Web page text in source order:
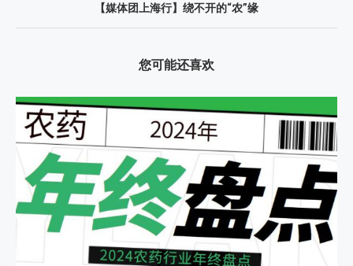
【媒体团上海行】绕不开的“农”缘
您可能还喜欢